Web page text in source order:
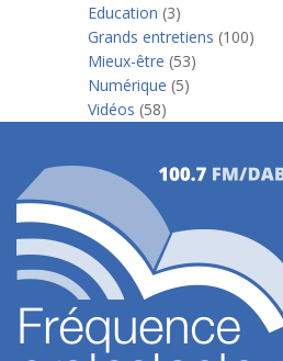
Education (3)
Grands entretiens (100)
Mieux-être (53)
Numérique (5)
Vidéos (58)